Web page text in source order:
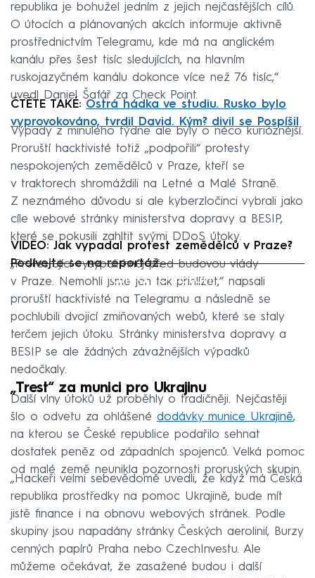
republika je bohužel jedním z jejich nejčastějších cílů.
O útocích a plánovaných akcích informuje aktivně
prostřednictvím Telegramu, kde má na anglickém
kanálu přes šest tisíc sledujících, na hlavním
ruskojazyčném kanálu dokonce více než 76 tisíc,“
uvedl Daniel Šafář za Check Point.
ČTĚTE TAKÉ: Ostrá hádka ve studiu. Rusko bylo
vyprovokováno, tvrdil David. Kým? divil se Pospíšil
Výpady z minulého týdne ale byly o něco kurióznější.
Proruští hacktivisté totiž „podpořili“ protesty
nespokojených zemědělců v Praze, kteří se
v traktorech shromáždili na Letné a Malé Straně.
Z neznámého důvodu si ale kyberzločinci vybrali jako
cíle webové stránky ministerstva dopravy a BESIP,
které se pokusili zahltit svými DDoS útoky.
VIDEO: Jak vypadal protest zemědělců v Praze?
Podívejte se na reportáž.
Failed to fetch
„Protestující vysypali hnůj před budovou vlády
v Praze. Nemohli jsme jen tak přihlížet,“ napsali
proruští hacktivisté na Telegramu a následně se
pochlubili dvojicí zmiňovaných webů, které se staly
terčem jejich útoku. Stránky ministerstva dopravy a
BESIP se ale žádných závažnějších výpadků
nedočkaly.
„Trest“ za munici pro Ukrajinu
Další vlny útoků už proběhly o tradičněji. Nejčastěji
šlo o odvetu za ohlášené dodávky munice Ukrajině,
na kterou se České republice podařilo sehnat
dostatek peněz od západních spojenců. Velká pomoc
od malé země neunikla pozornosti proruských skupin.
„Hackeři velmi sebevědomě uvedli, že když má Česká
republika prostředky na pomoc Ukrajině, bude mít
jistě finance i na obnovu webových stránek. Podle
skupiny jsou napadány stránky Českých aerolinií, Burzy
cenných papírů Praha nebo CzechInvestu. Ale
můžeme očekávat, že zasažené budou i další